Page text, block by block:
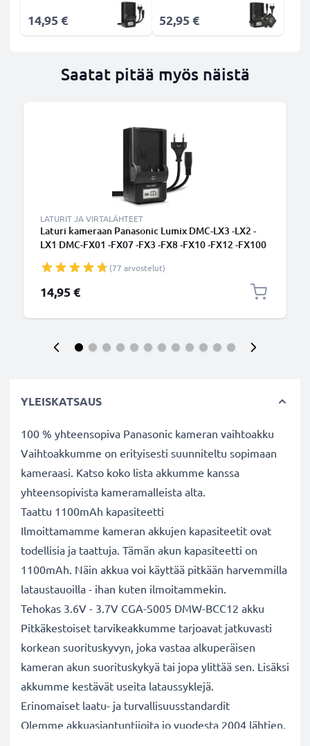
14,95 € 52,95 €
Saatat pitää myös näistä
LATURIT JA VIRTALÄHTEET
Laturi kameraan Panasonic Lumix DMC-LX3 -LX2 -
LX1 DMC-FX01 -FX07 -FX3 -FX8 -FX10 -FX12 -FX100
(77 arvostelut)
14,95 €
YLEISKATSAUS
100 % yhteensopiva Panasonic kameran vaihtoakku
Vaihtoakkumme on erityisesti suunniteltu sopimaan
kameraasi. Katso koko lista akkumme kanssa
yhteensopivista kameramalleista alta.
Taattu 1100mAh kapasiteetti
Ilmoittamamme kameran akkujen kapasiteetit ovat
todellisia ja taattuja. Tämän akun kapasiteetti on
1100mAh. Näin akkua voi käyttää pitkään harvemmilla
lataustauoilla - ihan kuten ilmoitammekin.
Tehokas 3.6V - 3.7V CGA-S005 DMW-BCC12 akku
Pitkäkestoiset tarvikeakkumme tarjoavat jatkuvasti
korkean suorituskyvyn, joka vastaa alkuperäisen
kameran akun suorituskykyä tai jopa ylittää sen. Lisäksi
akkumme kestävät useita lataussyklejä.
Erinomaiset laatu- ja turvallisuusstandardit
Olemme akkuasiantuntijoita jo vuodesta 2004 lähtien.